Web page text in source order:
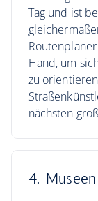
Tag und ist
Hand, um
zu
nächsten
4.